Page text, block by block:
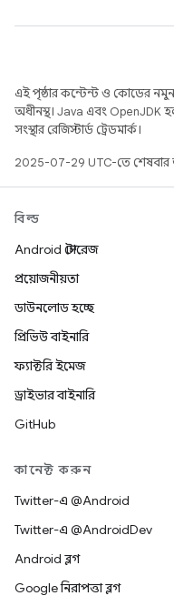
এই পৃষ্ঠার কন্টেন্ট ও কোডের
অধীনস্থ। Java এবং OpenJDK
সংস্থার রেজিস্টার্ড ট্রেডমার্ক।
2025-07-29 UTC-তে শেষবার
বিল্ড
Android স্টোরেজ
প্রয়োজনীয়তা
ডাউনলোড হচ্ছে
প্রিভিউ বাইনারি
ফ্যাক্টরি ইমেজ
ড্রাইভার বাইনারি
GitHub
কানেক্ট করুন
Twitter-এ @Android
Twitter-এ @AndroidDev
Android ব্লগ
Google নিরাপত্তা ব্লগ